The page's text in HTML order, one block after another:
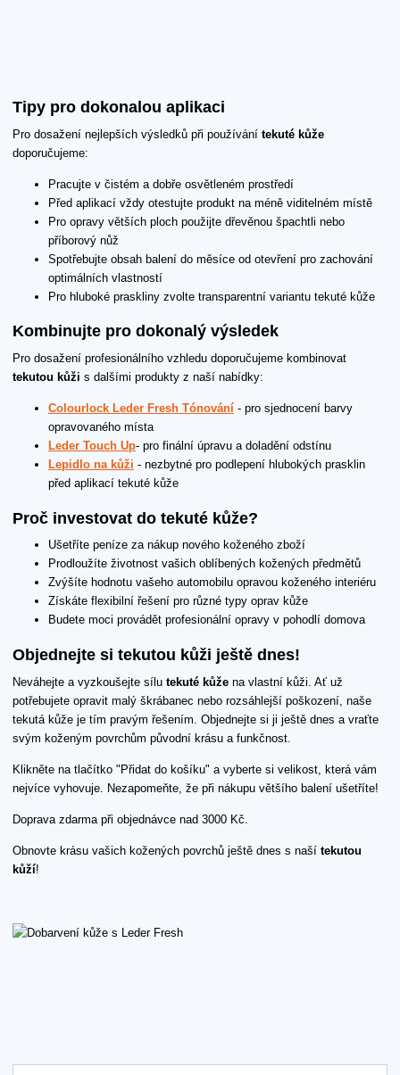
Tipy pro dokonalou aplikaci
Pro dosažení nejlepších výsledků při používání tekuté kůže
doporučujeme:
Pracujte v čistém a dobře osvětleném prostředí
Před aplikací vždy otestujte produkt na méně viditelném místě
Pro opravy větších ploch použijte dřevěnou špachtli nebo
příborový nůž
Spotřebujte obsah balení do měsíce od otevření pro zachování
optimálních vlastností
Pro hluboké praskliny zvolte transparentní variantu tekuté kůže
Kombinujte pro dokonalý výsledek
Pro dosažení profesionálního vzhledu doporučujeme kombinovat
tekutou kůži s dalšími produkty z naší nabídky:
Colourlock Leder Fresh Tónování - pro sjednocení barvy
opravovaného místa
Leder Touch Up- pro finální úpravu a doladění odstínu
Lepidlo na kůži - nezbytné pro podlepení hlubokých prasklin
před aplikací tekuté kůže
Proč investovat do tekuté kůže?
Ušetříte peníze za nákup nového koženého zboží
Prodloužíte životnost vašich oblíbených kožených předmětů
Zvýšíte hodnotu vašeho automobilu opravou koženého interiéru
Získáte flexibilní řešení pro různé typy oprav kůže
Budete moci provádět profesionální opravy v pohodlí domova
Objednejte si tekutou kůži ještě dnes!
Neváhejte a vyzkoušejte sílu tekuté kůže na vlastní kůži. Ať už
potřebujete opravit malý škrábanec nebo rozsáhlejší poškození, naše
tekutá kůže je tím pravým řešením. Objednejte si ji ještě dnes a vraťte
svým koženým povrchům původní krásu a funkčnost.
Klikněte na tlačítko "Přidat do košíku" a vyberte si velikost, která vám
nejvíce vyhovuje. Nezapomeňte, že při nákupu většího balení ušetříte!
Doprava zdarma při objednávce nad 3000 Kč.
Obnovte krásu vašich kožených povrchů ještě dnes s naší tekutou
kůží!